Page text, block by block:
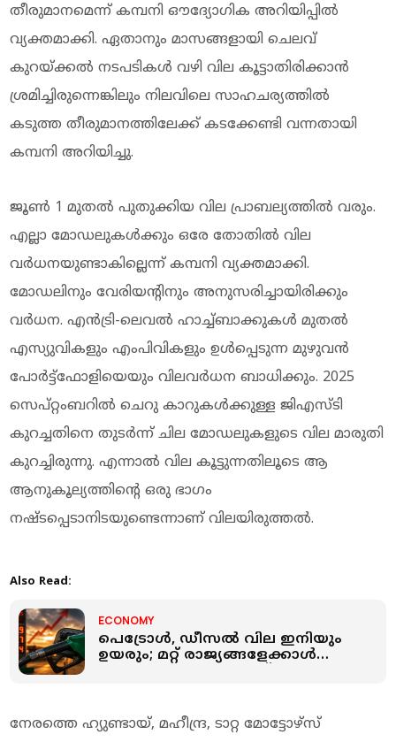
തീരുമാനമെന്ന് കമ്പനി ഔദ്യോഗിക അറിയിപ്പില്‍
വ്യക്തമാക്കി. ഏതാനും മാസങ്ങളായി ചെലവ്
കുറയ്ക്കല്‍ നടപടികള്‍ വഴി വില കൂട്ടാതിരിക്കാന്‍
ശ്രമിച്ചിരുന്നെങ്കിലും നിലവിലെ സാഹചര്യത്തില്‍
കടുത്ത തീരുമാനത്തിലേക്ക് കടക്കേണ്ടി വന്നതായി
കമ്പനി അറിയിച്ചു.
ജൂണ്‍ 1 മുതല്‍ പുതുക്കിയ വില പ്രാബല്യത്തില്‍ വരും.
എല്ലാ മോഡലുകള്‍ക്കും ഒരേ തോതില്‍ വില
വര്‍ധനയുണ്ടാകില്ലെന്ന് കമ്പനി വ്യക്തമാക്കി.
മോഡലിനും വേരിയന്റിനും അനുസരിച്ചായിരിക്കും
വര്‍ധന. എന്‍ട്രി-ലെവല്‍ ഹാച്ച്ബാക്കുകള്‍ മുതല്‍
എസ്യുവികളും എംപിവികളും ഉള്‍പ്പെടുന്ന മുഴുവന്‍
പോര്‍ട്ട്‌ഫോളിയെയും വിലവര്‍ധന ബാധിക്കും. 2025
സെപ്റ്റംബറില്‍ ചെറു കാറുകള്‍ക്കുള്ള ജിഎസ്ടി
കുറച്ചതിനെ തുടര്‍ന്ന് ചില മോഡലുകളുടെ വില മാരുതി
കുറച്ചിരുന്നു. എന്നാല്‍ വില കൂട്ടുന്നതിലൂടെ ആ
ആനുകൂല്യത്തിന്റെ ഒരു ഭാഗം
നഷ്ടപ്പെടാനിടയുണ്ടെന്നാണ് വിലയിരുത്തല്‍.
Also Read:
ECONOMY
പെട്രോള്‍, ഡീസല്‍ വില ഇനിയും
ഉയരും; മറ്റ് രാജ്യങ്ങളേക്കാള്‍
നേരത്തെ ഹ്യുണ്ടായ്, മഹീന്ദ്ര, ടാറ്റ മോട്ടോഴ്‌സ്